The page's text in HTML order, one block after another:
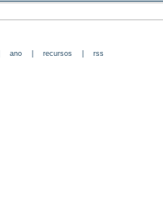
ano| recursos| rss